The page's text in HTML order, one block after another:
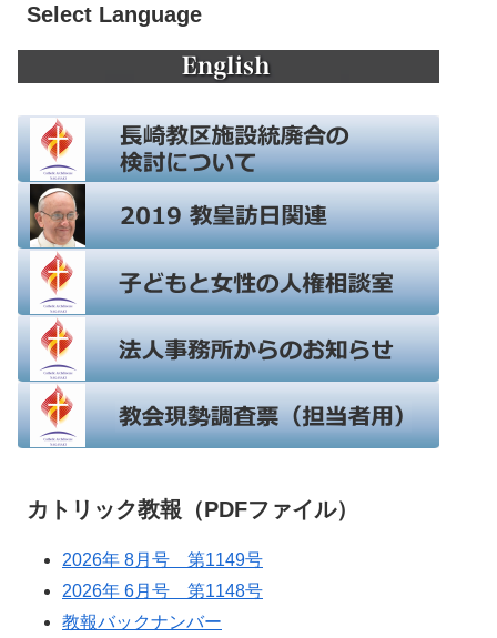
Select Language
カトリック教報（PDFファイル）
2026年 8月号 第1149号
2026年 6月号 第1148号
教報バックナンバー